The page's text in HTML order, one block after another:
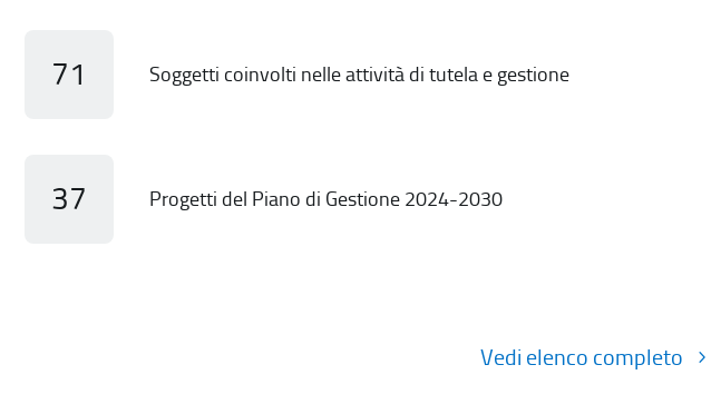
71 Soggetti coinvolti nelle attività di tutela e gestione
37 Progetti del Piano di Gestione 2024-2030
Vedi elenco completo